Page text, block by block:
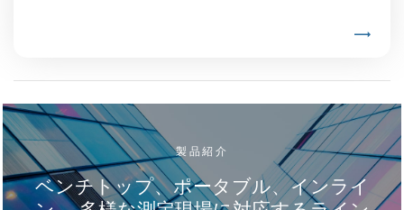
製品紹介
ベンチトップ、ポータブル、インライ